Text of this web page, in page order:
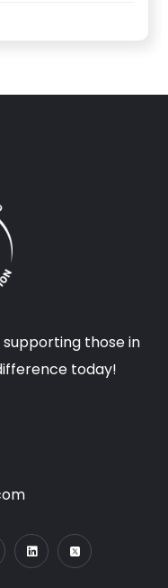
those in
today!